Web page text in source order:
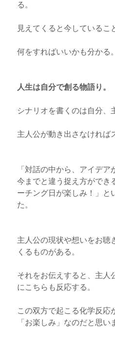
る。
見えてくると今しているこ
何をすればいいかも分かる。
人生は自分で創る物語り。
シナリオを書くのは自分、
主人公が動き出さなければ
「対話の中から、アイデ
今までと違う捉え方ができ
ーチング日が楽しみ！」と
た。
主人公の現状や想いをお聴
くるものがある。
それをお伝えすると、主人
にこちらも反応する。
この双方で起こる化学反応
「お楽しみ」なのだと思い